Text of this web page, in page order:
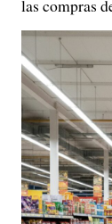
las compras